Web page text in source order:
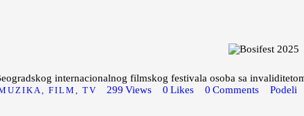
internacionalnog filmskog festivala osoba sa
FILM, TV 299 Views 0 Likes 0 Comments Podeli